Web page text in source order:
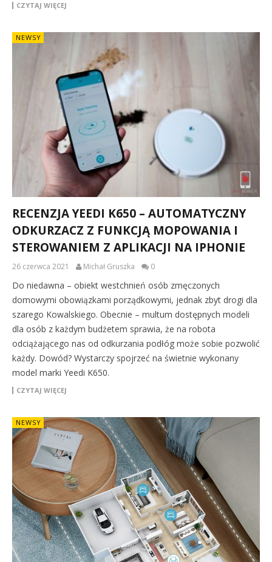
CZYTAJ WIĘCEJ
NEWSY
RECENZJA YEEDI K650 – AUTOMATYCZNY
ODKURZACZ Z FUNKCJĄ MOPOWANIA I
STEROWANIEM Z APLIKACJI NA IPHONIE
26 czerwca 2021 Michał Gruszka 0
Do niedawna – obiekt westchnień osób zmęczonych
domowymi obowiązkami porządkowymi, jednak zbyt drogi dla
szarego Kowalskiego. Obecnie – multum dostępnych modeli
dla osób z każdym budżetem sprawia, że na robota
odciążającego nas od odkurzania podłóg może sobie pozwolić
każdy. Dowód? Wystarczy spojrzeć na świetnie wykonany
model marki Yeedi K650.
CZYTAJ WIĘCEJ
NEWSY